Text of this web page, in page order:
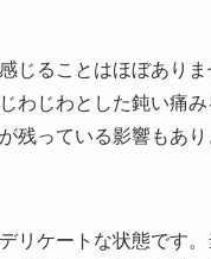
じることはほぼあり
わじわとした鈍い痛み
残っている影響もあ
リケートな状態です